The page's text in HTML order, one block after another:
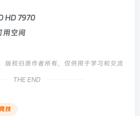
HD 7970
用空间
版权归原作者所有，仅供用于学习和交流
THE END
技